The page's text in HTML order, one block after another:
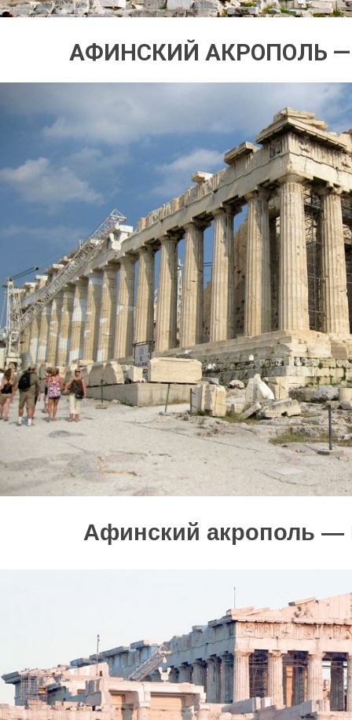
АФИНСКИЙ АКРОПОЛЬ
Афинский акрополь